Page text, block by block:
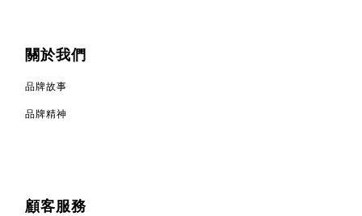
關於我們
品牌故事
品牌精神
顧客服務